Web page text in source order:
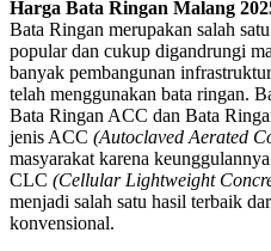
Harga Bata Ringan Malang
Bata Ringan merupakan salah
popular dan cukup digandrungi
banyak pembangunan
telah menggunakan bata ringan.
Bata Ringan ACC dan Bata
jenis ACC (Autoclaved Aerated
masyarakat karena
CLC (Cellular Lightweight
menjadi salah satu hasil terbaik
konvensional.